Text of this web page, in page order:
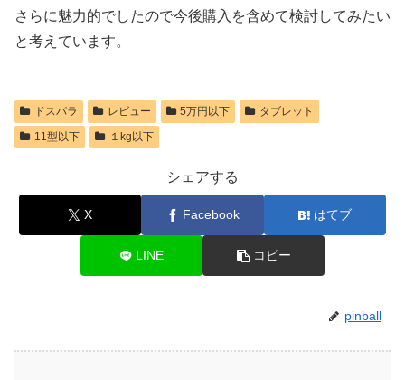
さらに魅力的でしたので今後購入を含めて検討してみたい
と考えています。
ドスパラ レビュー 5万円以下
タブレット
11型以下
１kg以下
シェアする
X Facebook はてブ
LINE コピー
pinball